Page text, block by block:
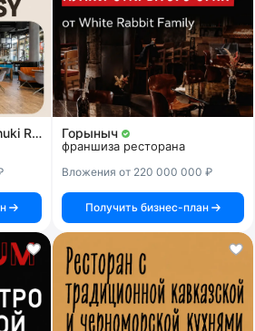
Steak it Easy by Vasilchuki Restaurant Group Горыныч
франшиза ресторана
Вложения от 220 000 000 ₽
Получить бизнес-план